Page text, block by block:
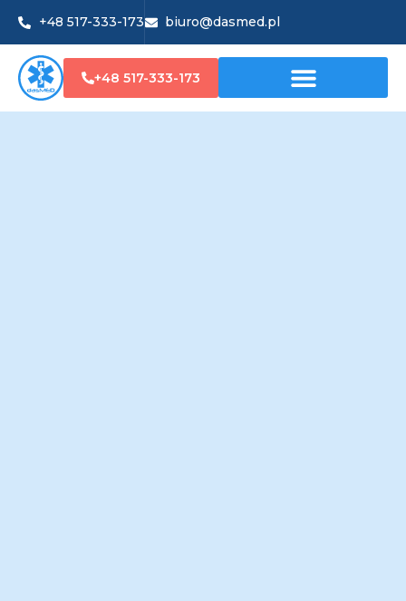
+48 517-333-173 biuro@dasmed.pl
+48 517-333-173